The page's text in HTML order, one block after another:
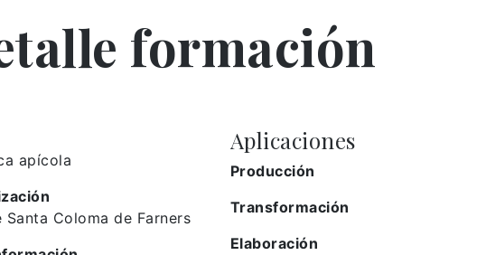
formación
apícola
Santa Coloma de Farners
Aplicaciones
Producción
Transformación
Elaboración